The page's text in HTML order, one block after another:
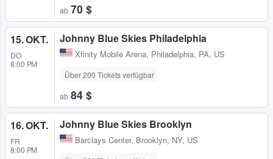
ab 70 $
15. OKT.
DO
8:00 PM
Johnny Blue Skies Philadelphia
Xfinity Mobile Arena, Philadelphia, PA, US
Über 200 Tickets verfügbar
ab 84 $
16. OKT.
FR
8:00 PM
Johnny Blue Skies Brooklyn
Barclays Center, Brooklyn, NY, US